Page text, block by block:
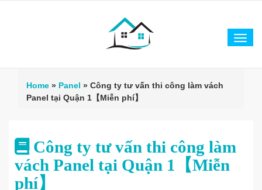
Home » Panel » Công ty tư vấn thi công làm vách
Panel tại Quận 1【Miễn phí】
Công ty tư vấn thi công làm
vách Panel tại Quận 1【Miễn
phí】